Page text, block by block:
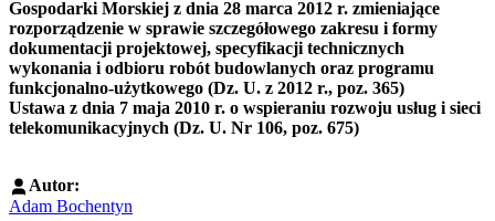
Gospodarki Morskiej z dnia 28 marca 2012 r. zmieniające
rozporządzenie w sprawie szczegółowego zakresu i formy
dokumentacji projektowej, specyfikacji technicznych
wykonania i odbioru robót budowlanych oraz programu
funkcjonalno-użytkowego (Dz. U. z 2012 r., poz. 365)
Ustawa z dnia 7 maja 2010 r. o wspieraniu rozwoju usług i sieci
telekomunikacyjnych (Dz. U. Nr 106, poz. 675)
Autor:
Adam Bochentyn